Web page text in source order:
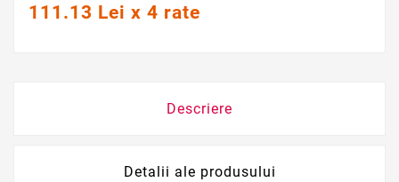
111.13 Lei x 4 rate
Descriere
Detalii ale produsului